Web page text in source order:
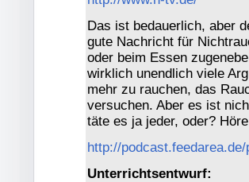
Das ist bedauerlich, aber
gute Nachricht für
oder beim Essen
wirklich unendlich viele
mehr zu rauchen, das
versuchen. Aber es ist
täte es ja jeder, oder?
http://
Unterrichtsentwurf: